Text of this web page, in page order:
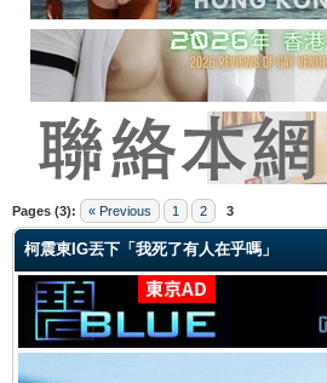
Pages (3): « Previous 1 2 3
柯震東IG丟下「我死了有人在乎嗎」